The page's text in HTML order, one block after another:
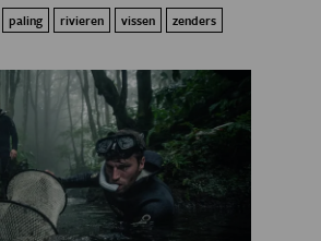
paling rivieren vissen zenders